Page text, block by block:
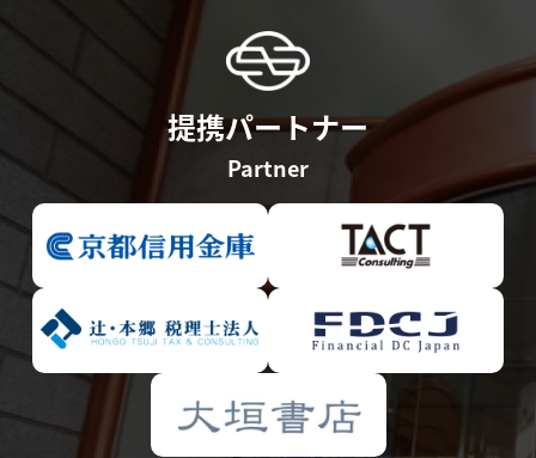
提携パートナー
Partner